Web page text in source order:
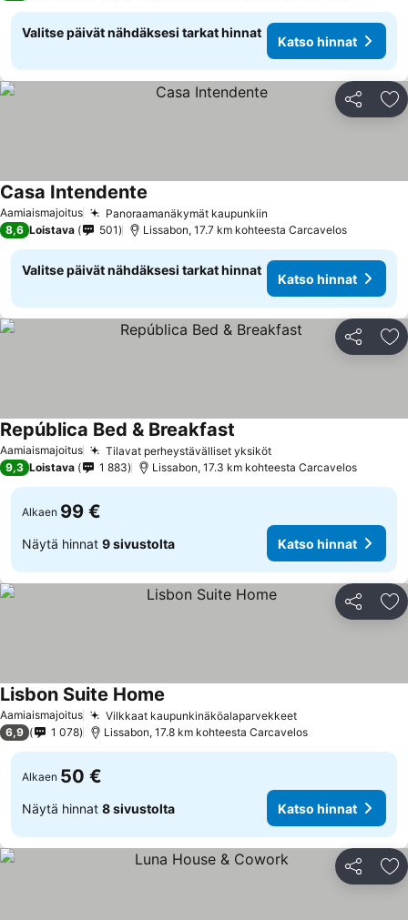
Valitse päivät nähdäksesi tarkat hinnat
Katso hinnat
Jaa
Aamiaismajoitus Panoraamanäkymät kaupunkiin
Casa Intendente
8,6 Loistava 501 Lissabon, 17.7 km kohteesta Carcavelos
Valitse päivät nähdäksesi tarkat hinnat
Katso hinnat
Jaa
Aamiaismajoitus Tilavat perheystävälliset yksiköt
República Bed & Breakfast
9,3 Loistava 1 883 Lissabon, 17.3 km kohteesta Carcavelos
Alkaen 99 €
Näytä hinnat 9 sivustolta Katso hinnat
Jaa
Aamiaismajoitus Vilkkaat kaupunkinäköalaparvekkeet
Lisbon Suite Home
6,9 1 078 Lissabon, 17.8 km kohteesta Carcavelos
Alkaen 50 €
Näytä hinnat 8 sivustolta Katso hinnat
Jaa